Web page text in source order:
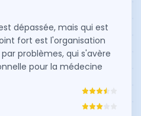
dépassée, mais qui est
fort est l'organisation
problèmes, qui s'avère
pour la médecine